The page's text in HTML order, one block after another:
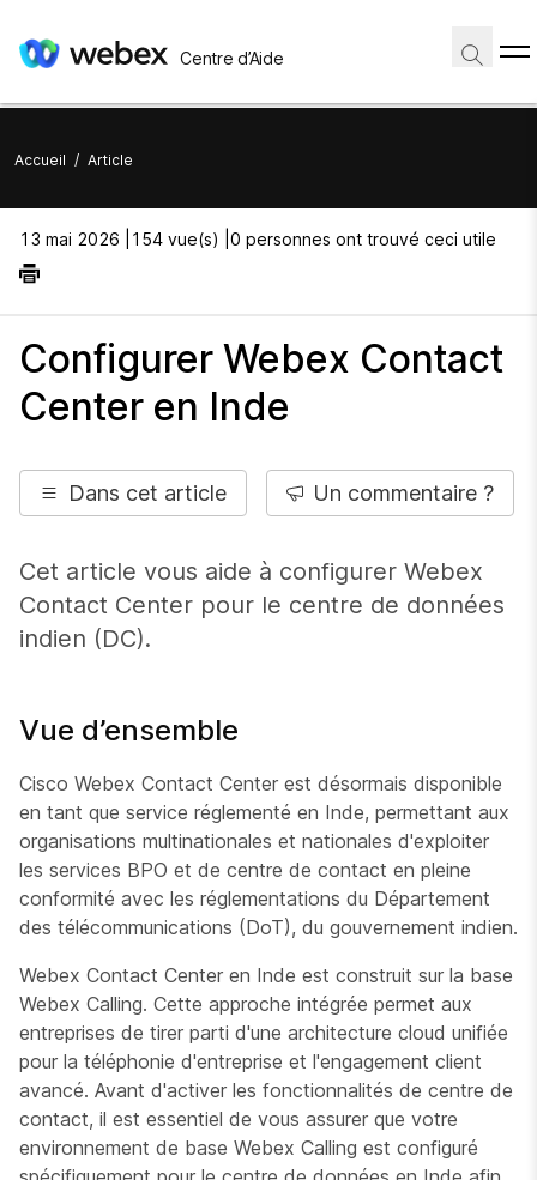
Centre d’Aide
Accueil / Article
13 mai 2026 | 154 vue(s) | 0 personnes ont trouvé ceci utile
Configurer Webex Contact
Center en Inde
Dans cet article Un commentaire ?
Cet article vous aide à configurer Webex
Contact Center pour le centre de données
indien (DC).
Vue d’ensemble
Cisco Webex Contact Center est désormais disponible
en tant que service réglementé en Inde, permettant aux
organisations multinationales et nationales d'exploiter
les services BPO et de centre de contact en pleine
conformité avec les réglementations du Département
des télécommunications (DoT), du gouvernement indien.
Webex Contact Center en Inde est construit sur la base
Webex Calling. Cette approche intégrée permet aux
entreprises de tirer parti d'une architecture cloud unifiée
pour la téléphonie d'entreprise et l'engagement client
avancé. Avant d'activer les fonctionnalités de centre de
contact, il est essentiel de vous assurer que votre
environnement de base Webex Calling est configuré